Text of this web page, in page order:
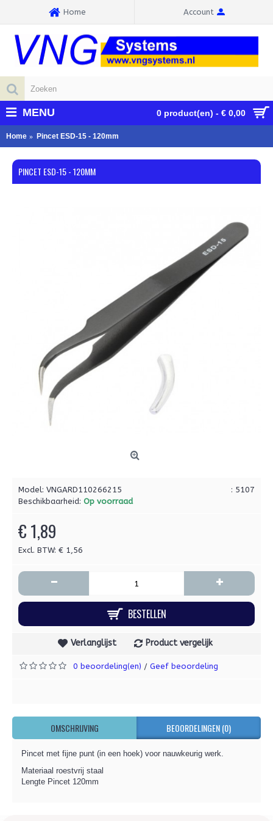
Home Account
0 product(en) - € 0,00
MENU
Home Pincet ESD-15 - 120mm
PINCET ESD-15 - 120MM
: 5107
Model: VNGARD110266215
Beschikbaarheid: Op voorraad
€ 1,89
Excl. BTW: € 1,56
- +
BESTELLEN
Verlanglijst Product vergelijk
0 beoordeling(en) / Geef beoordeling
OMSCHRIJVING BEOORDELINGEN (0)
Pincet met fijne punt (in een hoek) voor nauwkeurig werk.
Materiaal roestvrij staal
Lengte Pincet 120mm